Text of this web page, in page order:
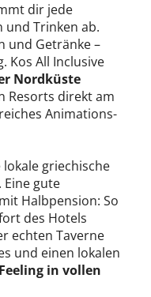
dir jede
und Trinken ab.
und Getränke –
Kos All Inclusive
Nordküste
Resorts direkt am
Animations-
griechische
Eine gute
Halbpension: So
des Hotels
echten Taverne
und einen lokalen
in vollen